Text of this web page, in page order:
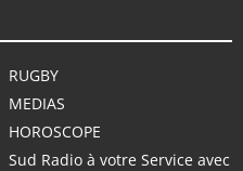
RUGBY
MEDIAS
HOROSCOPE
Sud Radio à votre Service avec